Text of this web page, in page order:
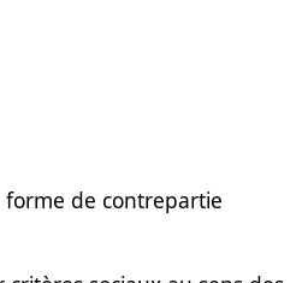
de contrepartie